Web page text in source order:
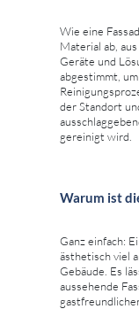
Wie eine
Material ab,
Geräte und
abgestimmt,
der Standort
gereinigt wird.
Warum ist
Ganz einfach:
ästhetisch viel
Gebäude. Es
aussehende